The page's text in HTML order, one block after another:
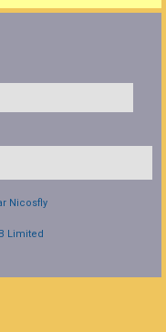
Nicosfly
Limited